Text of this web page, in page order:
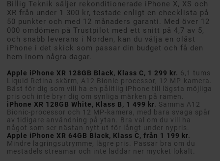
Billig Teknik säljer rekonditionerade iPhone X, XS och
XR från under 1 300 kr, testade enligt en checklista på
50 punkter och med 12 månaders garanti. Med över 12
000 omdömen på Trustpilot med ett snitt på 4,7 av 5,
och snabb leverans i Norden, kan du välja en olåst
iPhone i det skick som passar din budget och få den
hem inom några dagar.
Apple iPhone XR 128GB Black, Klass C, 1 299 kr. 6,1 tums
Liquid Retina-skärm, A12 Bionic-processor, 12 MP-kamera.
Bäst för dig som vill ha en pålitlig iPhone till lägsta möjliga
pris och inte bryr dig om synliga märken på ramen.
iPhone XR 128GB White, Klass B, 1 499 kr. Samma A12
Bionic-processor och 12 MP-kamera, med bara svaga spår
av tidigare användning på ytan. Bra val om du vill ha
något som ser nästan nytt ut för långt under nypris.
Apple iPhone XR 64GB Black, Klass C, från 1 199 kr.
Mindre lagringsutrymme, lägre pris. Passar bra om du
mestadels streamar och inte laddar ner mycket lokalt.